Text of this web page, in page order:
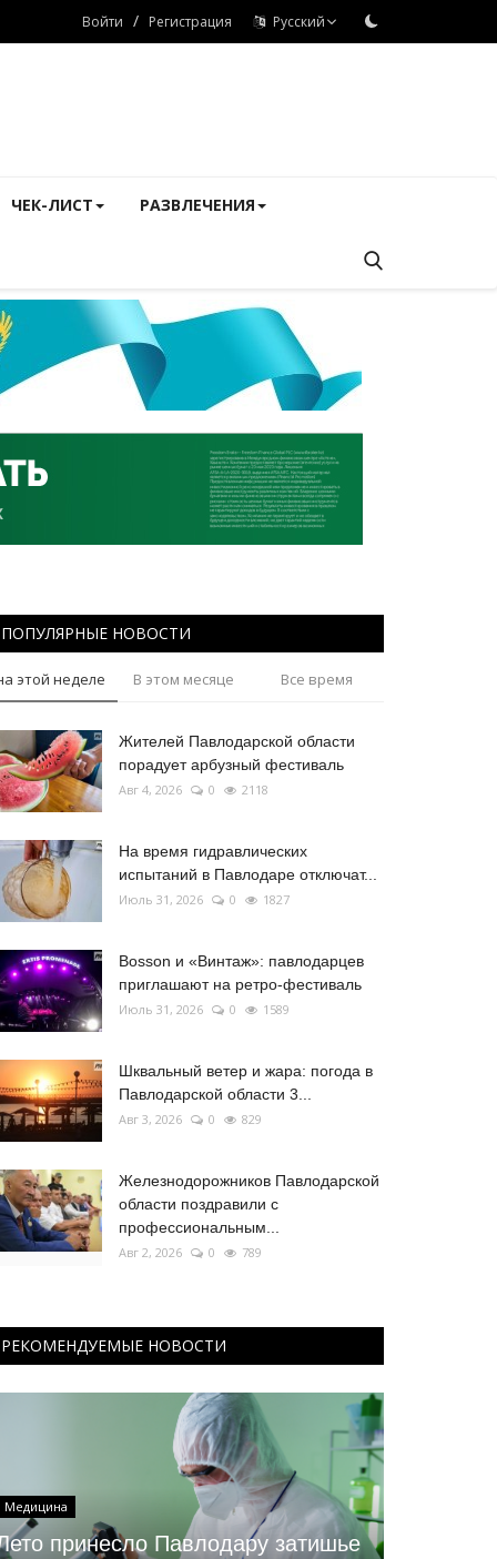
Войти / Регистрация Русский
ЧЕК-ЛИСТ РАЗВЛЕЧЕНИЯ
ПОПУЛЯРНЫЕ НОВОСТИ
этой неделе В этом месяце Все время
Жителей Павлодарской области
порадует арбузный фестиваль
Авг 4, 2026 0 2118
На время гидравлических
испытаний в Павлодаре отключат...
Июль 31, 2026 0 1827
Bosson и «Винтаж»: павлодарцев
приглашают на ретро-фестиваль
Июль 31, 2026 0 1589
Шквальный ветер и жара: погода в
Павлодарской области 3...
Авг 3, 2026 0 829
Железнодорожников Павлодарской
области поздравили с
профессиональным...
Авг 2, 2026 0 789
РЕКОМЕНДУЕМЫЕ НОВОСТИ
Медицина
принесло Павлодару затишье